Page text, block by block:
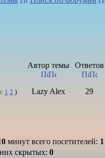
Автор темы Ответов
1 2 ) Lazy Alex 29
минут всего посетителей: 1
скрытых: 0